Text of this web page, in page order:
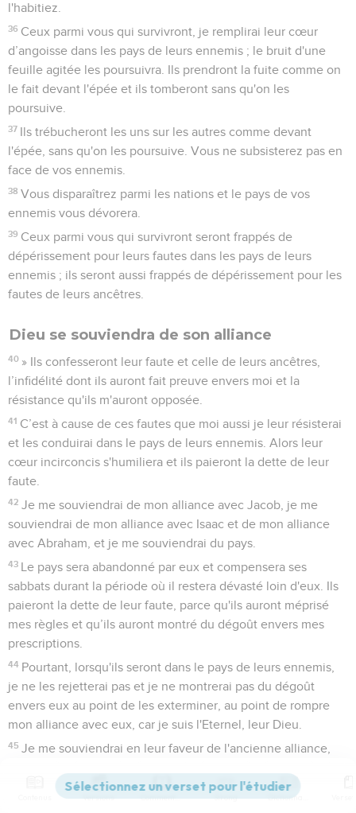
l'habitiez.
36 Ceux parmi vous qui survivront, je remplirai leur cœur
d’angoisse dans les pays de leurs ennemis ; le bruit d'une
feuille agitée les poursuivra. Ils prendront la fuite comme on
le fait devant l'épée et ils tomberont sans qu'on les
poursuive.
37 Ils trébucheront les uns sur les autres comme devant
l'épée, sans qu'on les poursuive. Vous ne subsisterez pas en
face de vos ennemis.
38 Vous disparaîtrez parmi les nations et le pays de vos
ennemis vous dévorera.
39 Ceux parmi vous qui survivront seront frappés de
dépérissement pour leurs fautes dans les pays de leurs
ennemis ; ils seront aussi frappés de dépérissement pour les
fautes de leurs ancêtres.
Dieu se souviendra de son alliance
40 » Ils confesseront leur faute et celle de leurs ancêtres,
l’infidélité dont ils auront fait preuve envers moi et la
résistance qu'ils m'auront opposée.
41 C’est à cause de ces fautes que moi aussi je leur résisterai
et les conduirai dans le pays de leurs ennemis. Alors leur
cœur incirconcis s'humiliera et ils paieront la dette de leur
faute.
42 Je me souviendrai de mon alliance avec Jacob, je me
souviendrai de mon alliance avec Isaac et de mon alliance
avec Abraham, et je me souviendrai du pays.
43 Le pays sera abandonné par eux et compensera ses
sabbats durant la période où il restera dévasté loin d'eux. Ils
paieront la dette de leur faute, parce qu'ils auront méprisé
mes règles et qu’ils auront montré du dégoût envers mes
prescriptions.
44 Pourtant, lorsqu'ils seront dans le pays de leurs ennemis,
je ne les rejetterai pas et je ne montrerai pas du dégoût
envers eux au point de les exterminer, au point de rompre
mon alliance avec eux, car je suis l'Eternel, leur Dieu.
45 Je me souviendrai en leur faveur de l'ancienne alliance,
pour être leur Dieu. Je suis l'Eternel. »
Versions Commentaires Strong